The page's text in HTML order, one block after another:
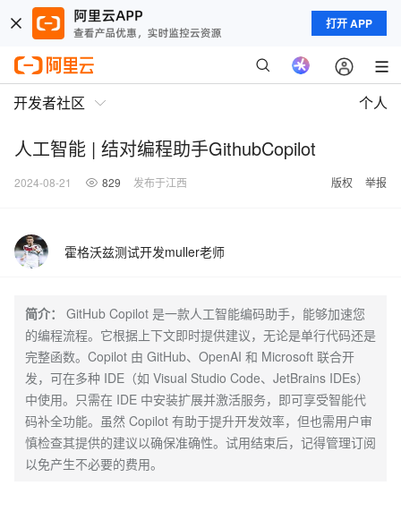
打开 APP
开发者社区 个人
人工智能 | 结对编程助手GithubCopilot
2024-08-21 829 发布于江西 版权 举报
霍格沃兹测试开发muller老师
简介：
GitHub Copilot 是一款人工智能编码助手，能够加速您
的编程流程。它根据上下文即时提供建议，无论是单行代码还是
完整函数。Copilot 由 GitHub、OpenAI 和 Microsoft 联合开
发，可在多种 IDE（如 Visual Studio Code、JetBrains IDEs）
中使用。只需在 IDE 中安装扩展并激活服务，即可享受智能代
码补全功能。虽然 Copilot 有助于提升开发效率，但也需用户审
慎检查其提供的建议以确保准确性。试用结束后，记得管理订阅
以免产生不必要的费用。